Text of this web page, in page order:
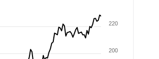
200
220